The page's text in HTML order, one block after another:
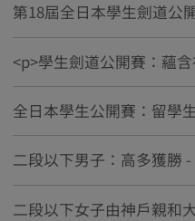
第18屆全日本學生劍道公
全日本學生公開賽：留學